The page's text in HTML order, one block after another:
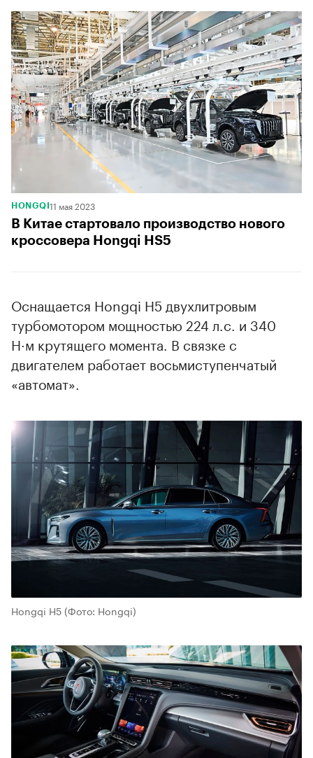
HONGQI 11 мая 2023
В Китае стартовало производство нового
кроссовера Hongqi HS5
Оснащается Hongqi H5 двухлитровым
турбомотором мощностью 224 л.с. и 340
Н·м крутящего момента. В связке с
двигателем работает восьмиступенчатый
«автомат».
Hongqi H5(Фото: Hongqi)